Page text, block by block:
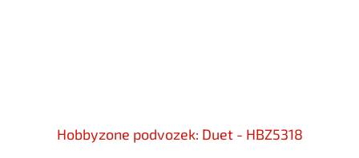
Hobbyzone podvozek: Duet - HBZ5318